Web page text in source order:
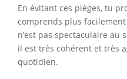
En évitant ces pièges, tu
comprends plus
n’est pas spectaculaire au
il est très cohérent et très
quotidien.